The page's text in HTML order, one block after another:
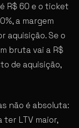
R$ 60 e o ticket
a margem
aquisição. Se o
bruta vai a R$
de aquisição,
não é absoluta:
LTV maior,